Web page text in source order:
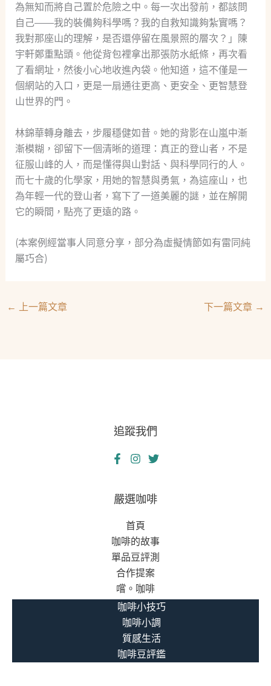
為無知而將自己置於危險之中。每一次出發前，都該問
自己——我的裝備夠科學嗎？我的自救知識夠紮實嗎？
我對那座山的理解，是否還停留在風景照的層次？」陳
宇軒鄭重點頭。他從背包裡拿出那張防水紙條，再次看
了看網址，然後小心地收進內袋。他知道，這不僅是一
個網站的入口，更是一扇通往更高、更安全、更智慧登
山世界的門。
林錦華轉身離去，步履穩健如昔。她的背影在山嵐中漸
漸模糊，卻留下一個清晰的道理：真正的登山者，不是
征服山峰的人，而是懂得與山對話、與科學同行的人。
而七十歲的化學家，用她的智慧與勇氣，為這座山，也
為年輕一代的登山者，寫下了一道美麗的謎，並在解開
它的瞬間，點亮了更遠的路。
(本案例經當事人同意分享，部分為虛擬情節如有雷同純
屬巧合)
← 上一篇文章 下一篇文章 →
追蹤我們
嚴選咖啡
首頁
咖啡的故事
單品豆評測
合作提案
嚐。咖啡
咖啡小技巧
咖啡小調
質感生活
咖啡豆評鑑